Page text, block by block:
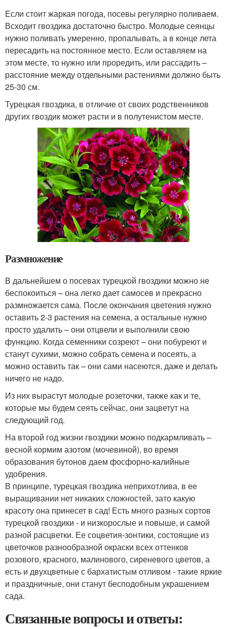
Если стоит жаркая погода, посевы регулярно поливаем.
Всходит гвоздика достаточно быстро. Молодые сеянцы
нужно поливать умеренно, пропалывать, а в конце лета
пересадить на постоянное место. Если оставляем на
этом месте, то нужно или проредить, или рассадить –
расстояние между отдельными растениями должно быть
25-30 см.
Турецкая гвоздика, в отличие от своих родственников
других гвоздик может расти и в полутенистом месте.
Размножение
В дальнейшем о посевах турецкой гвоздики можно не
беспокоиться – она легко дает самосев и прекрасно
размножается сама. После окончания цветения нужно
оставить 2-3 растения на семена, а остальные нужно
просто удалить – они отцвели и выполнили свою
функцию. Когда семенники созреют – они побуреют и
станут сухими, можно собрать семена и посеять, а
можно оставить так – они сами насеются, даже и делать
ничего не надо.
Из них вырастут молодые розеточки, также как и те,
которые мы будем сеять сейчас, они зацветут на
следующий год.
На второй год жизни гвоздики можно подкармливать –
весной кормим азотом (мочевиной), во время
образования бутонов даем фосфорно-калийные
удобрения.
В принципе, турецкая гвоздика неприхотлива, в ее
выращивании нет никаких сложностей, зато какую
красоту она принесет в сад! Есть много разных сортов
турецкой гвоздики - и низкорослые и повыше, и самой
разной расцветки. Ее соцветия-зонтики, состоящие из
цветочков разнообразной окраски всех оттенков
розового, красного, малинового, сиреневого цветов, а
есть и двухцветные с бархатистым отливом - такие яркие
и праздничные, они станут бесподобным украшением
сада.
Связанные вопросы и ответы: